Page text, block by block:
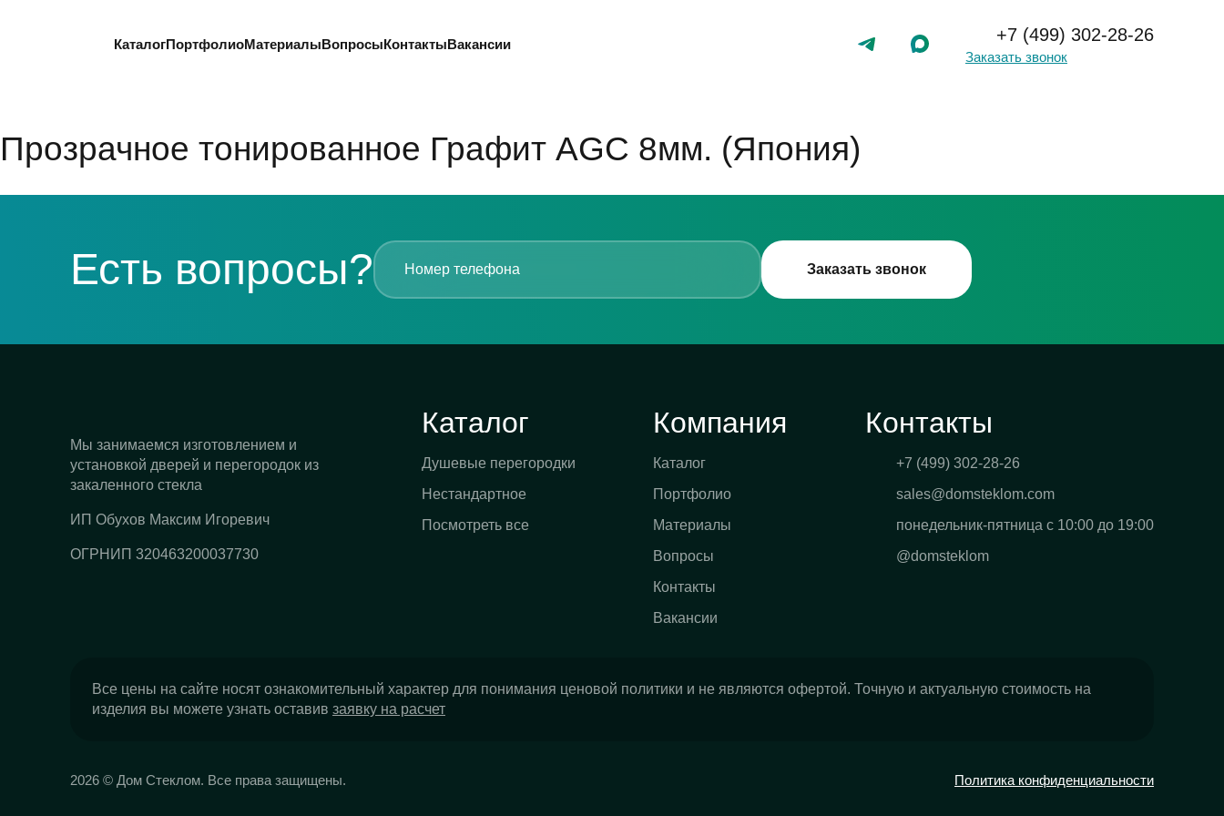
КаталогПортфолиоМатериалыВопросыКонтактыВакансии +7 (499) 302-28-26
Заказать звонок
Прозрачное тонированное Графит AGC 8мм. (Япония)
Есть вопросы? Заказать звонок
Мы занимаемся изготовлением и
установкой дверей и перегородок из
закаленного стекла
ИП Обухов Максим Игоревич
ОГРНИП 320463200037730
Каталог
Душевые перегородки
Нестандартное
Посмотреть все
Компания
Каталог
Портфолио
Материалы
Вопросы
Контакты
Вакансии
Контакты
+7 (499) 302-28-26
sales@domsteklom.com
понедельник-пятница с 10:00 до 19:00
@domsteklom
Все цены на сайте носят ознакомительный характер для понимания ценовой политики и не являются офертой. Точную и актуальную стоимость на
изделия вы можете узнать оставив заявку на расчет
2026 © Дом Стеклом. Все права защищены. Политика конфиденциальности